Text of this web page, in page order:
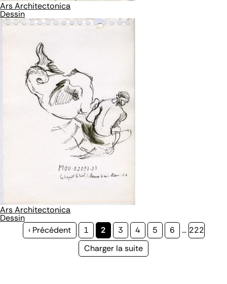
Ars Architectonica
Dessin
Ars Architectonica
Dessin
Page
‹ Précédent Page
1
Page
courante
2 Page
3 Page
4 Page
5 Page
6 … Page
222
Page
Charger la suite